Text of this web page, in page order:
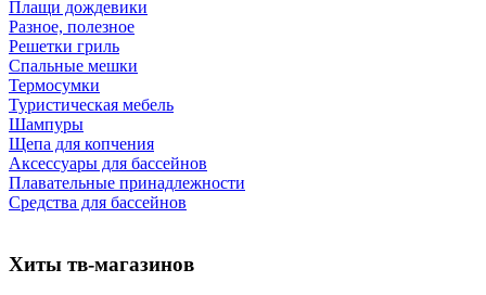
Плащи дождевики
Разное, полезное
Решетки гриль
Спальные мешки
Термосумки
Туристическая мебель
Шампуры
Щепа для копчения
Аксессуары для бассейнов
Плавательные принадлежности
Средства для бассейнов
Хиты тв-магазинов